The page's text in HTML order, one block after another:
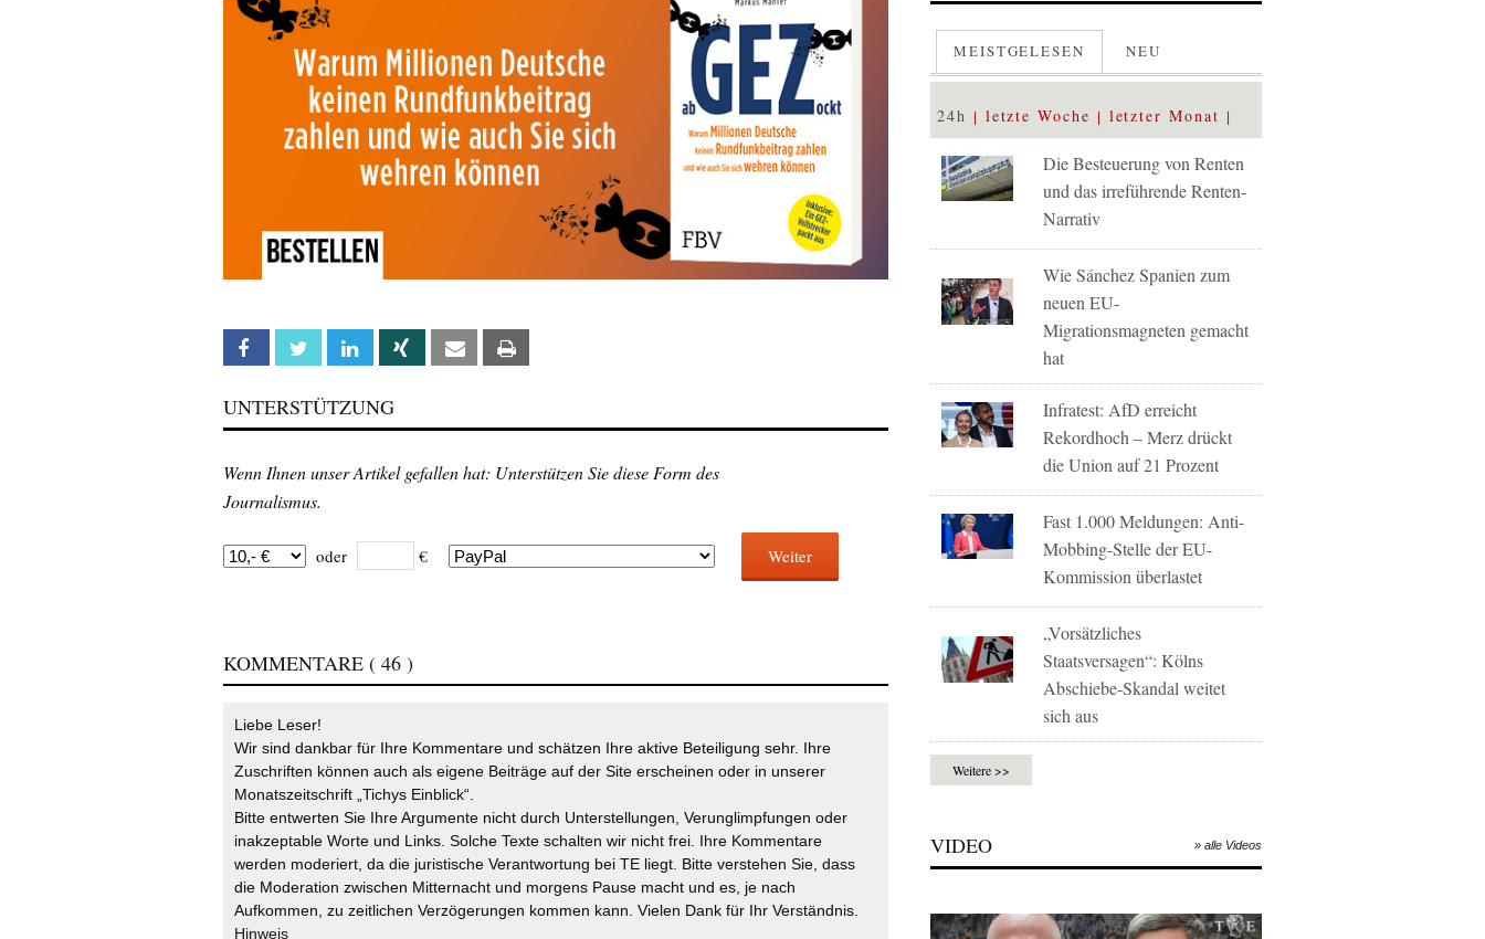
Facebook Twitter Linkedin Xing Email
UNTERSTÜTZUNG
Wenn Ihnen unser Artikel gefallen hat: Unterstützen Sie diese Form des
Journalismus.
oder € Weiter
KOMMENTARE ( 46 )
Liebe Leser!
Wir sind dankbar für Ihre Kommentare und schätzen Ihre aktive Beteiligung sehr. Ihre
Zuschriften können auch als eigene Beiträge auf der Site erscheinen oder in unserer
Monatszeitschrift „Tichys Einblick“.
Bitte entwerten Sie Ihre Argumente nicht durch Unterstellungen, Verunglimpfungen oder
inakzeptable Worte und Links. Solche Texte schalten wir nicht frei. Ihre Kommentare
werden moderiert, da die juristische Verantwortung bei TE liegt. Bitte verstehen Sie, dass
die Moderation zwischen Mitternacht und morgens Pause macht und es, je nach
Aufkommen, zu zeitlichen Verzögerungen kommen kann. Vielen Dank für Ihr Verständnis.
Hinweis
MEISTGELESEN NEU
24h letzte Woche letzter Monat
Die Besteuerung von Renten
und das irreführende Renten-
Narrativ
Wie Sánchez Spanien zum
neuen EU-
Migrationsmagneten gemacht
hat
Infratest: AfD erreicht
Rekordhoch – Merz drückt
die Union auf 21 Prozent
Fast 1.000 Meldungen: Anti-
Mobbing-Stelle der EU-
Kommission überlastet
„Vorsätzliches
Staatsversagen“: Kölns
Abschiebe-Skandal weitet
sich aus
Weitere >>
VIDEO » alle Videos